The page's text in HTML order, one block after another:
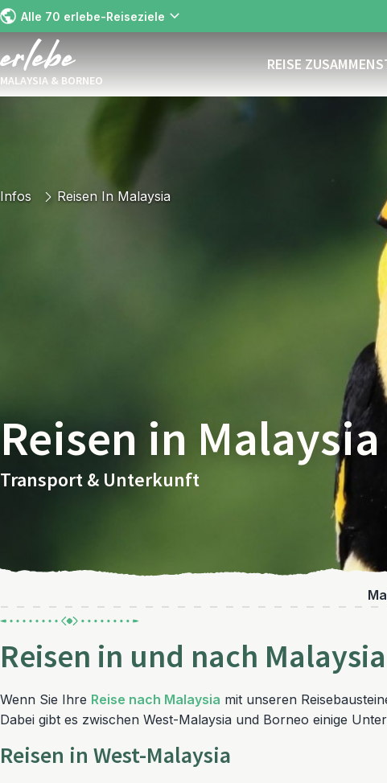
Alle 70 erlebe-Reiseziele
MALAYSIA & BORNEO
REISE
Infos Reisen In Malaysia
Reisen in Malaysia
Transport & Unterkunft
Reisen in und nach Malaysia
Wenn Sie Ihre Reise nach Malaysia mit unseren
Dabei gibt es zwischen West-Malaysia und Borneo einige
Reisen in West-Malaysia